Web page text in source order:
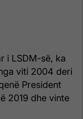
i LSDM-së, ka
viti 2004 deri
President
2019 dhe vinte